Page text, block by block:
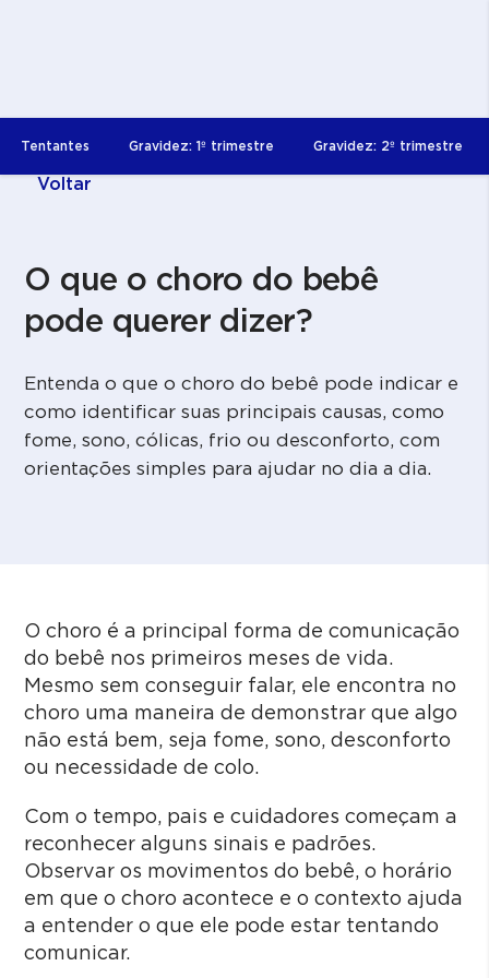
Tentantes Gravidez: 1º trimestre Gravidez: 2º trimestre
Voltar
O que o choro do bebê
pode querer dizer?
Entenda o que o choro do bebê pode indicar e
como identificar suas principais causas, como
fome, sono, cólicas, frio ou desconforto, com
orientações simples para ajudar no dia a dia.
O choro é a principal forma de comunicação
do bebê nos primeiros meses de vida.
Mesmo sem conseguir falar, ele encontra no
choro uma maneira de demonstrar que algo
não está bem, seja fome, sono, desconforto
ou necessidade de colo.
Com o tempo, pais e cuidadores começam a
reconhecer alguns sinais e padrões.
Observar os movimentos do bebê, o horário
em que o choro acontece e o contexto ajuda
a entender o que ele pode estar tentando
comunicar.